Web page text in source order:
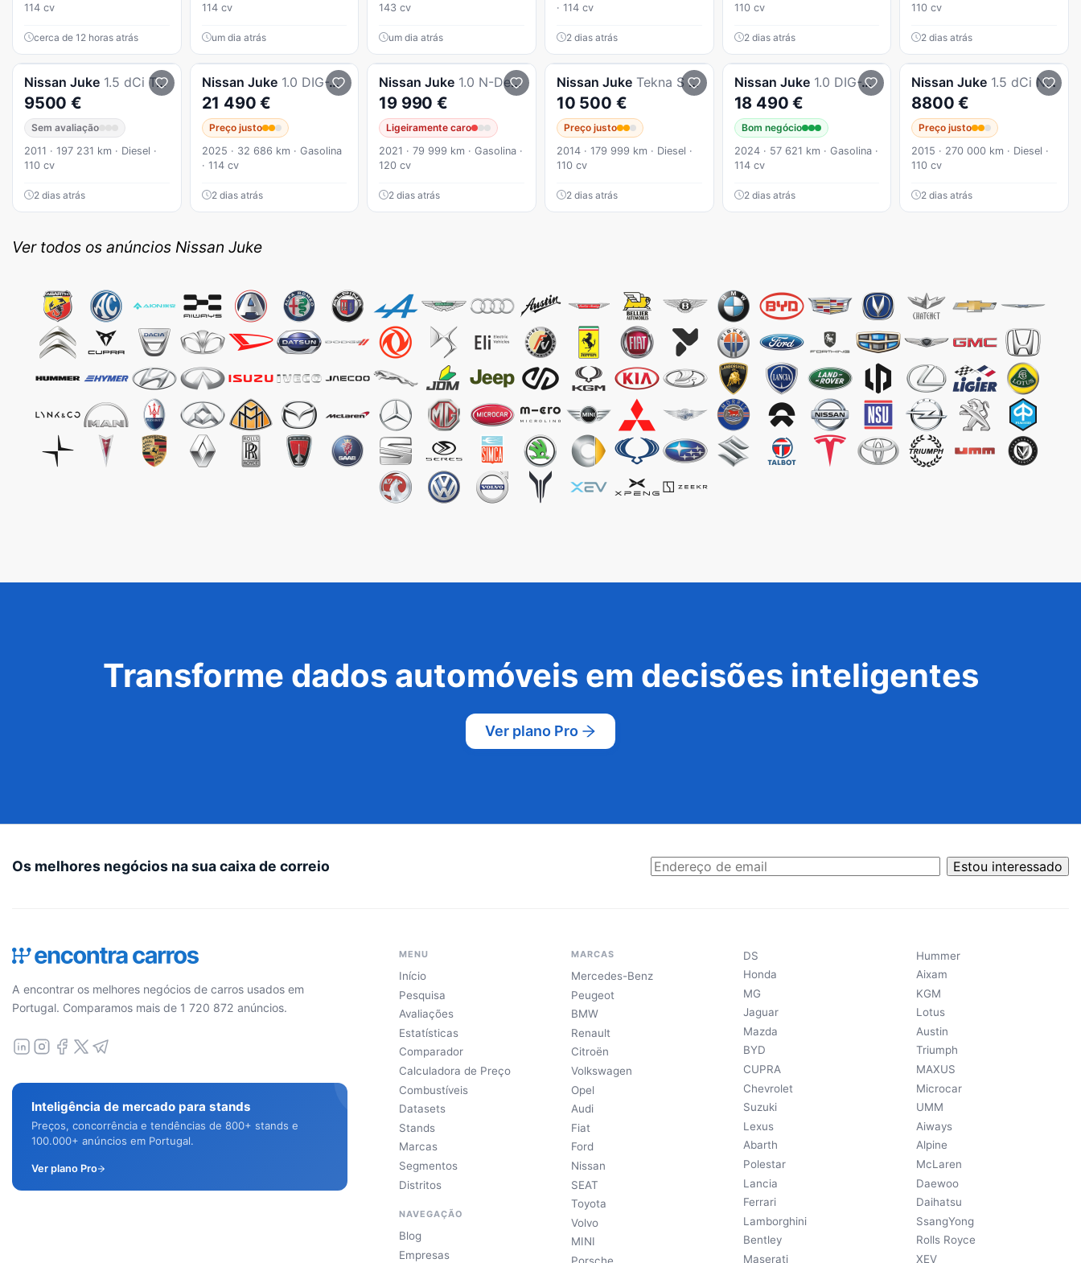
114 cv
cerca de 12 horas atrás
114 cv
um dia atrás
143 cv
um dia atrás
· 114 cv
2 dias atrás
110 cv
2 dias atrás
110 cv
2 dias atrás
Nissan Juke 1.5 dCi Tekna
9500 €
Sem avaliação
2011 · 197 231 km · Diesel ·
110 cv
2 dias atrás
Nissan Juke 1.0 DIG-T Acenta
21 490 €
Preço justo
2025 · 32 686 km · Gasolina
· 114 cv
2 dias atrás
Nissan Juke 1.0 N-Design Automatico
19 990 €
Ligeiramente caro
2021 · 79 999 km · Gasolina ·
120 cv
2 dias atrás
Nissan Juke Tekna S pack ext 2red
10 500 €
Preço justo
2014 · 179 999 km · Diesel ·
110 cv
2 dias atrás
Nissan Juke 1.0 DIG-T Acenta
18 490 €
Bom negócio
2024 · 57 621 km · Gasolina ·
114 cv
2 dias atrás
Nissan Juke 1.5 dCi N-Tec P.Ext.2 White L.
8800 €
Preço justo
2015 · 270 000 km · Diesel ·
110 cv
2 dias atrás
Ver todos os anúncios Nissan Juke
Transforme dados automóveis em decisões inteligentes
Ver plano Pro
Os melhores negócios na sua caixa de correio Estou interessado
A encontrar os melhores negócios de carros usados em
Portugal. Comparamos mais de 1 720 872 anúncios.
Inteligência de mercado para stands
Preços, concorrência e tendências de 800+ stands e
100.000+ anúncios em Portugal.
Ver plano Pro
MENU
Início
Pesquisa
Avaliações
Estatísticas
Comparador
Calculadora de Preço
Combustíveis
Datasets
Stands
Marcas
Segmentos
Distritos
NAVEGAÇÃO
Blog
Empresas
MARCAS
Mercedes-Benz
Peugeot
BMW
Renault
Citroën
Volkswagen
Opel
Audi
Fiat
Ford
Nissan
SEAT
Toyota
Volvo
MINI
DS
Honda
MG
Jaguar
Mazda
BYD
CUPRA
Chevrolet
Suzuki
Lexus
Abarth
Polestar
Lancia
Ferrari
Lamborghini
Bentley
Maserati
Hummer
Aixam
KGM
Lotus
Austin
Triumph
MAXUS
Microcar
UMM
Aiways
Alpine
McLaren
Daewoo
Daihatsu
SsangYong
Rolls Royce
XEV